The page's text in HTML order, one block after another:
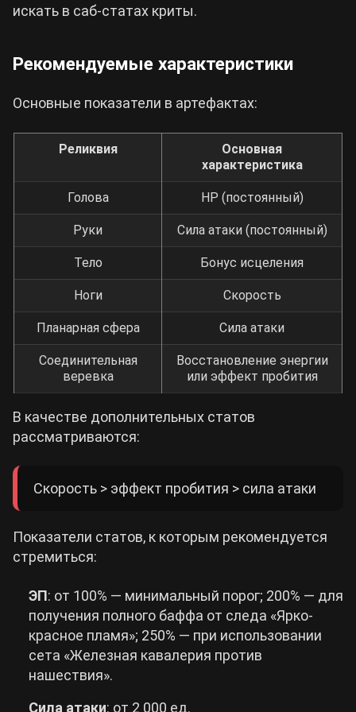
искать в саб-статах криты.
Рекомендуемые характеристики
Основные показатели в артефактах:
Реликвия
Основная
характеристика
Голова HP (постоянный)
Руки Сила атаки (постоянный)
Тело Бонус исцеления
Ноги Скорость
Планарная сфера Сила атаки
Соединительная
веревка
Восстановление энергии
или эффект пробития
В качестве дополнительных статов
рассматриваются:
Скорость > эффект пробития > сила атаки
Показатели статов, к которым рекомендуется
стремиться:
ЭП: от 100% — минимальный порог; 200% — для
получения полного баффа от следа «Ярко-
красное пламя»; 250% — при использовании
сета «Железная кавалерия против
нашествия».
Сила атаки: от 2 000 ед.